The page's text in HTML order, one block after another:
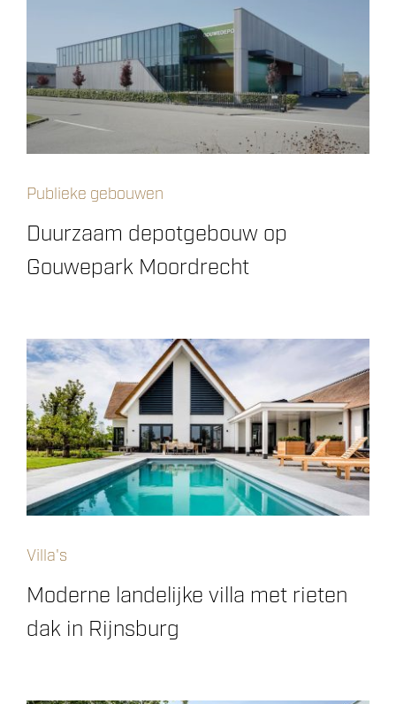
Duurzaam depotgebouw op
Gouwepark Moordrecht
Publieke gebouwen
Moderne landelijke villa met rieten
dak in Rijnsburg
Villa's